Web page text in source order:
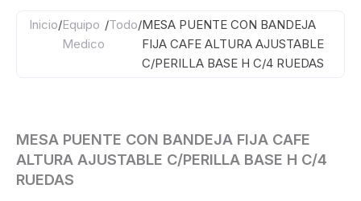
Inicio/Equipo
Medico
/Todo/MESA PUENTE CON BANDEJA
FIJA CAFE ALTURA AJUSTABLE
C/PERILLA BASE H C/4 RUEDAS
MESA PUENTE CON BANDEJA FIJA CAFE
ALTURA AJUSTABLE C/PERILLA BASE H C/4
RUEDAS